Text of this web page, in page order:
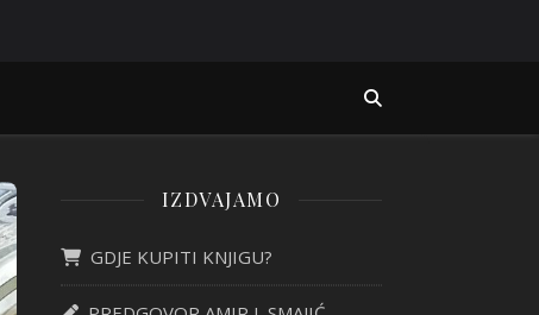
IZDVAJAMO
GDJE KUPITI KNJIGU?